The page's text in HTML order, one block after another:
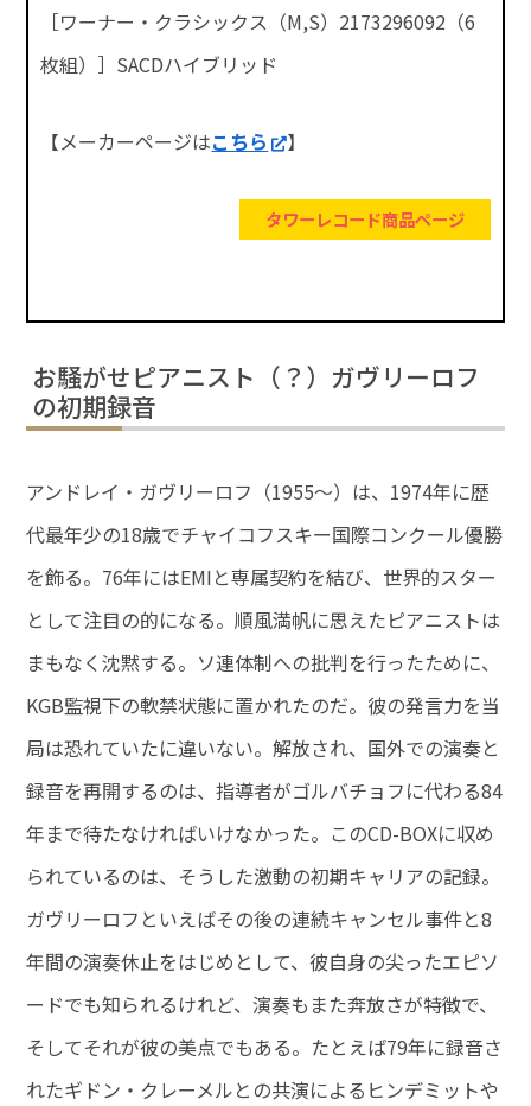
［ワーナー・クラシックス（M,S）2173296092（6
枚組）］SACDハイブリッド
【メーカーページはこちら 】
タワーレコード商品ページ
お騒がせピアニスト（？）ガヴリーロフ
の初期録音
アンドレイ・ガヴリーロフ（1955～）は、1974年に歴
代最年少の18歳でチャイコフスキー国際コンクール優勝
を飾る。76年にはEMIと専属契約を結び、世界的スター
として注目の的になる。順風満帆に思えたピアニストは
まもなく沈黙する。ソ連体制への批判を行ったために、
KGB監視下の軟禁状態に置かれたのだ。彼の発言力を当
局は恐れていたに違いない。解放され、国外での演奏と
録音を再開するのは、指導者がゴルバチョフに代わる84
年まで待たなければいけなかった。このCD-BOXに収め
られているのは、そうした激動の初期キャリアの記録。
ガヴリーロフといえばその後の連続キャンセル事件と8
年間の演奏休止をはじめとして、彼自身の尖ったエピソ
ードでも知られるけれど、演奏もまた奔放さが特徴で、
そしてそれが彼の美点でもある。たとえば79年に録音さ
れたギドン・クレーメルとの共演によるヒンデミットや